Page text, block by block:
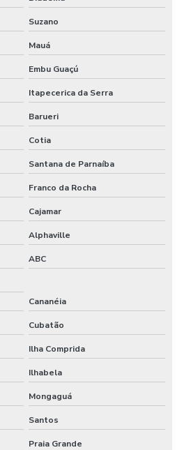
Suzano
Mauá
Embu Guaçú
Itapecerica da Serra
Barueri
Cotia
Santana de Parnaíba
Franco da Rocha
Cajamar
Alphaville
ABC
Cananéia
Cubatão
Ilha Comprida
Ilhabela
Mongaguá
Santos
Praia Grande